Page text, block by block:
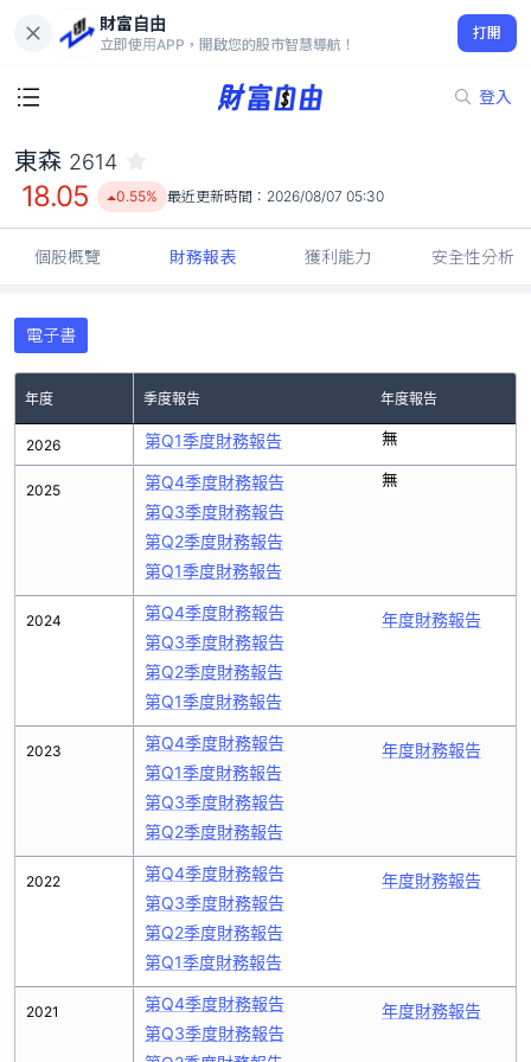
財富自由
立即使用APP，開啟您的股市智慧導航！
打開
登入
18.05
0.55%
東森 2614
18.05 0.55% 最近更新時間： 2026/08/07 05:30
個股概覽 財務報表 獲利能力 安全性分析
電子書
年度 季度報告 年度報告
2026
2025
2024
2023
2022
2021
第Q1季度財務報告 無
第Q4季度財務報告
第Q3季度財務報告
第Q2季度財務報告
第Q1季度財務報告
無
第Q4季度財務報告
第Q3季度財務報告
第Q2季度財務報告
第Q1季度財務報告
年度財務報告
第Q4季度財務報告
第Q1季度財務報告
第Q3季度財務報告
第Q2季度財務報告
年度財務報告
第Q4季度財務報告
第Q3季度財務報告
第Q2季度財務報告
第Q1季度財務報告
年度財務報告
第Q4季度財務報告
第Q3季度財務報告
年度財務報告